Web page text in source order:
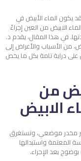
يكون الماء الأبيض في
الابيض من العين إجراءً
في هذا المقال، يقدم د.
من الأسباب والأعراض إلى
دراية تامة بكل ما يخص
من
مخدر موضعي، وتستغرق
المعتمة واستبدالها
بعد الإجراء.